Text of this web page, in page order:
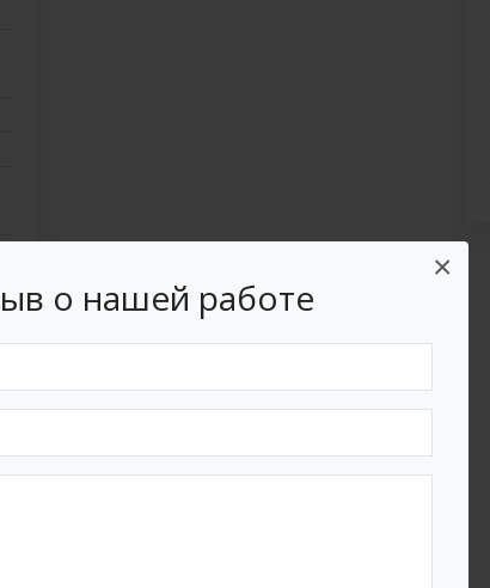
о нашей работе
×